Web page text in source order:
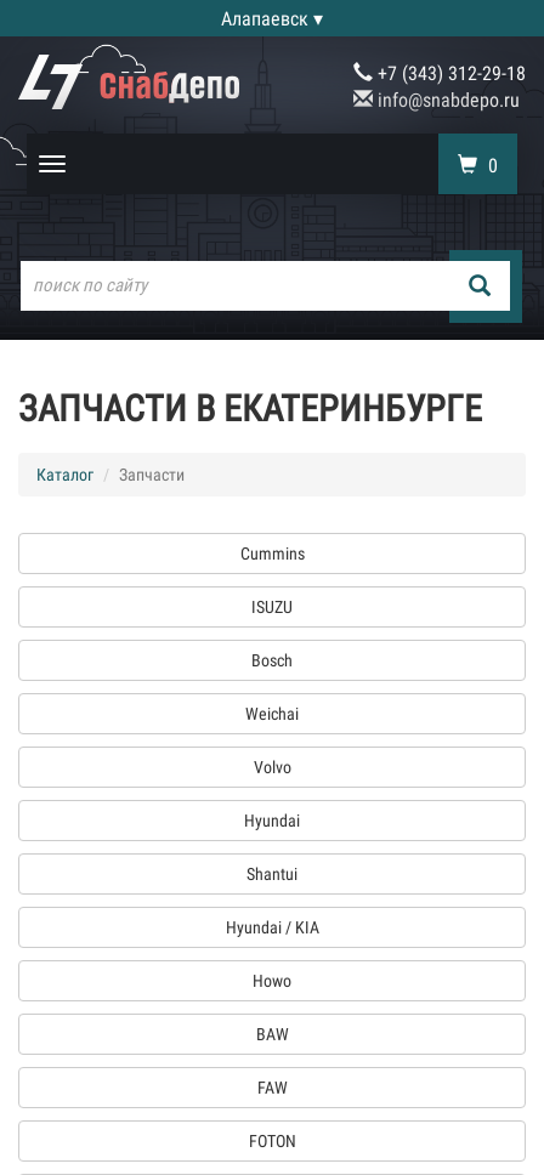
Алапаевск ▾
+7 (343) 312-29-18
info@snabdepo.ru
Toggle
0
ЗАПЧАСТИ В ЕКАТЕРИНБУРГЕ
Каталог Запчасти
Cummins
ISUZU
Bosch
Weichai
Volvo
Hyundai
Shantui
Hyundai / KIA
Howo
BAW
FAW
FOTON